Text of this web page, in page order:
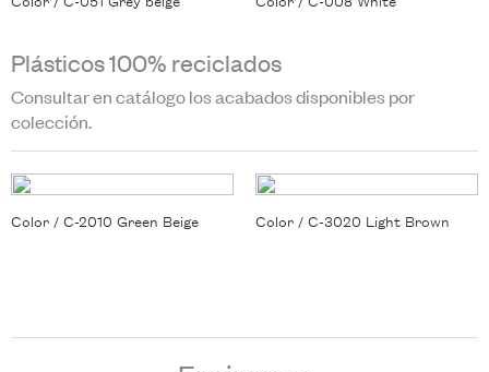
Plásticos 100% reciclados
Consultar en catálogo los acabados disponibles por
colección.
Color / C-2010 Green Beige Color / C-3020 Light Brown